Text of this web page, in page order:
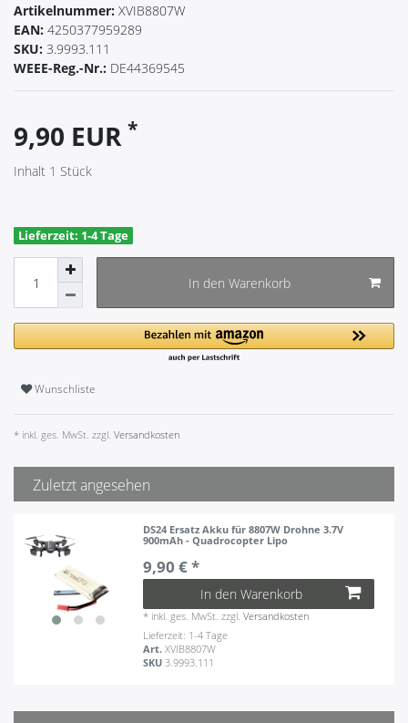
Artikelnummer: XVIB8807W
EAN: 4250377959289
SKU: 3.9993.111
WEEE-Reg.-Nr.: DE44369545
9,90 EUR *
Inhalt 1 Stück
Lieferzeit: 1-4 Tage
In den Warenkorb
Wunschliste
* inkl. ges. MwSt. zzgl. Versandkosten
Zuletzt angesehen
DS24 Ersatz Akku für 8807W Drohne 3.7V
900mAh - Quadrocopter Lipo
9,90 € *
In den Warenkorb
* inkl. ges. MwSt. zzgl.Versandkosten
Lieferzeit: 1-4 Tage
Art.XVIB8807W
SKU 3.9993.111